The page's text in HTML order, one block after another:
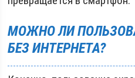
МОЖНО ЛИ
БЕЗ ИНТЕРНЕТА?